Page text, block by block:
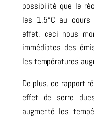
possibilité que le
les 1,5°C au cours
effet, ceci nous
immédiates des
les températures
De plus, ce rapport
effet de serre
augmenté les